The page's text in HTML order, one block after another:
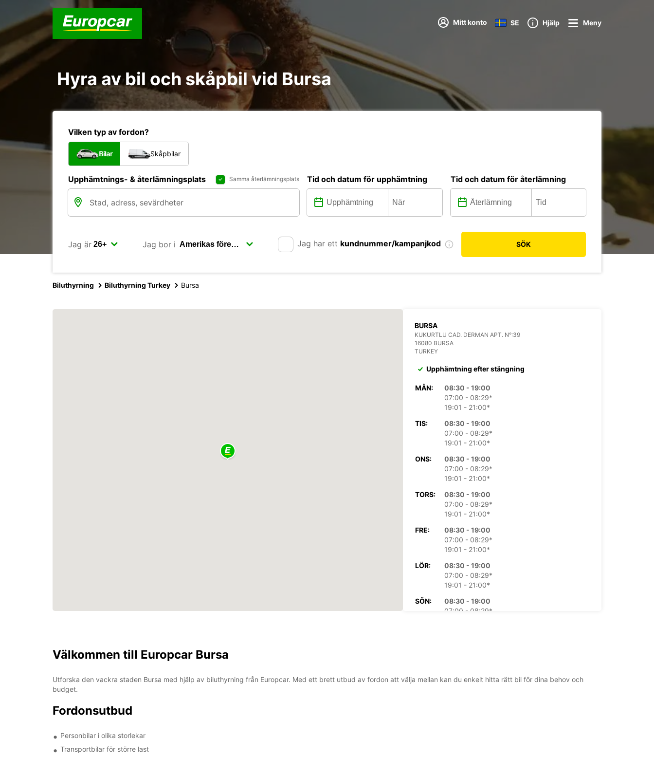
Mitt konto SE Hjälp Meny
Hyra av bil och skåpbil vid Bursa
Vilken typ av fordon?
Bilar Skåpbilar
Upphämtnings- & återlämningsplats Samma återlämningsplats Tid och datum för upphämtning Tid och datum för återlämning
Jag är Jag bor i Jag har ett kundnummer/kampanjkod SÖK
Biluthyrning Biluthyrning Turkey Bursa
BURSA
KUKURTLU CAD. DERMAN APT. N°:39
16080 BURSA
TURKEY
Upphämtning efter stängning
MÅN:
08:30 - 19:00
07:00 - 08:29*
19:01 - 21:00*
TIS:
08:30 - 19:00
07:00 - 08:29*
19:01 - 21:00*
ONS:
08:30 - 19:00
07:00 - 08:29*
19:01 - 21:00*
TORS:
08:30 - 19:00
07:00 - 08:29*
19:01 - 21:00*
FRE:
08:30 - 19:00
07:00 - 08:29*
19:01 - 21:00*
LÖR:
08:30 - 19:00
07:00 - 08:29*
19:01 - 21:00*
SÖN:
08:30 - 19:00
07:00 - 08:29*
+90 (224) 2353270
Välkommen till Europcar Bursa
Utforska den vackra staden Bursa med hjälp av biluthyrning från Europcar. Med ett brett utbud av fordon att välja mellan kan du enkelt hitta rätt bil för dina behov och
budget.
Fordonsutbud
Personbilar i olika storlekar
Transportbilar för större last